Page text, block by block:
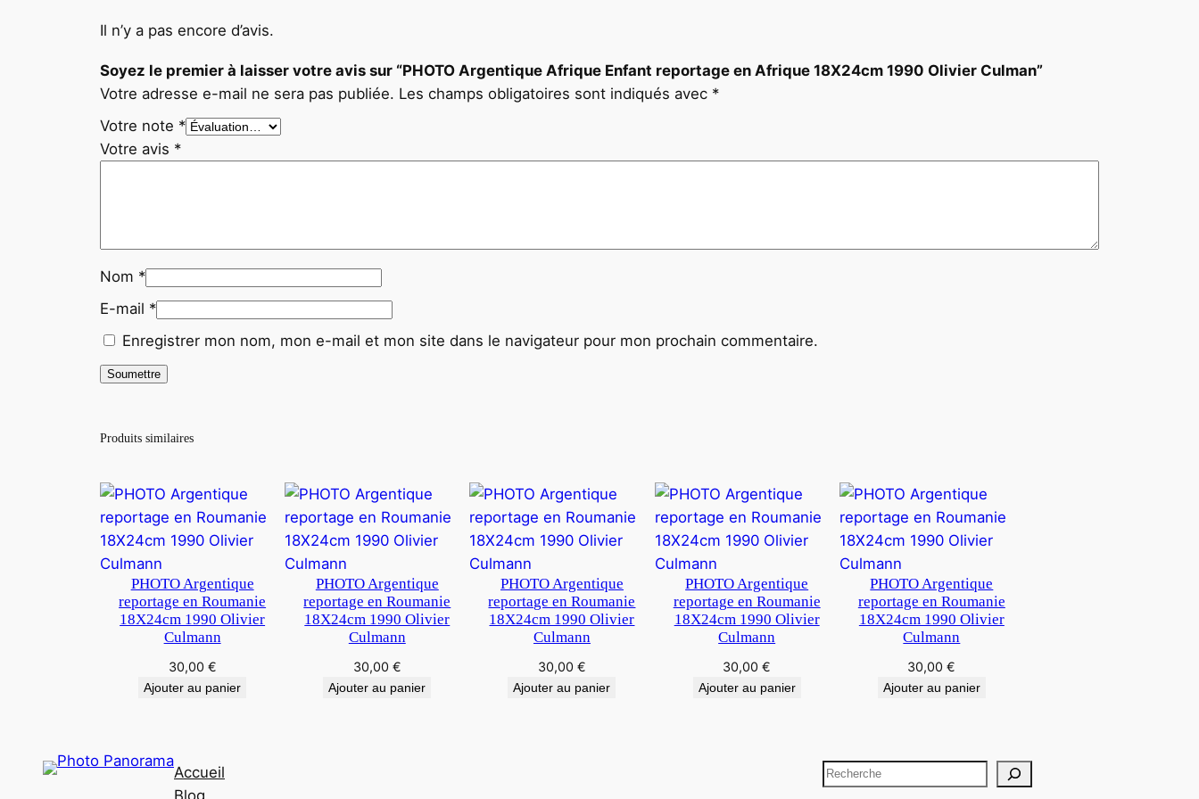
1
m
0
r
C
u
m
a
n
Il n’y a pas encore d’avis.
Soyez le premier à laisser votre avis sur “PHOTO Argentique Afrique Enfant reportage en Afrique 18X24cm 1990 Olivier Culman”
Votre adresse e-mail ne sera pas publiée. Les champs obligatoires sont indiqués avec *
Votre note *
Votre avis *
Nom *
E-mail *
Enregistrer mon nom, mon e-mail et mon site dans le navigateur pour mon prochain commentaire.
Produits similaires
PHOTO Argentique
reportage en Roumanie
18X24cm 1990 Olivier
Culmann
30,00 €
Ajouter au panier
PHOTO Argentique
reportage en Roumanie
18X24cm 1990 Olivier
Culmann
30,00 €
Ajouter au panier
PHOTO Argentique
reportage en Roumanie
18X24cm 1990 Olivier
Culmann
30,00 €
Ajouter au panier
PHOTO Argentique
reportage en Roumanie
18X24cm 1990 Olivier
Culmann
30,00€
Ajouter au panier
PHOTO Argentique
reportage en Roumanie
18X24cm 1990 Olivier
Culmann
30,00€
Ajouter au panier
Accueil
Blog
R